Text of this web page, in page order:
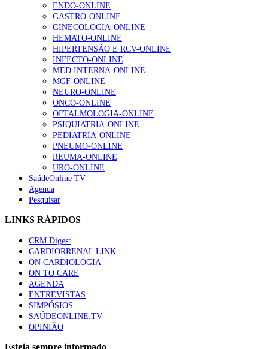
ENDO-ONLINE
GASTRO-ONLINE
GINECOLOGIA-ONLINE
HEMATO-ONLINE
HIPERTENSÃO E RCV-ONLINE
INFECTO-ONLINE
MED.INTERNA-ONLINE
MGF-ONLINE
NEURO-ONLINE
ONCO-ONLINE
OFTALMOLOGIA-ONLINE
PSIQUIATRIA-ONLINE
PEDIATRIA-ONLINE
PNEUMO-ONLINE
REUMA-ONLINE
URO-ONLINE
SaúdeOnline TV
Agenda
Pesquisar
LINKS RÁPIDOS
CRM Digest
CARDIORRENAL LINK
ON CARDIOLOGIA
ON TO CARE
AGENDA
ENTREVISTAS
SIMPÓSIOS
SAÚDEONLINE.TV
OPINIÃO
Esteja sempre informado